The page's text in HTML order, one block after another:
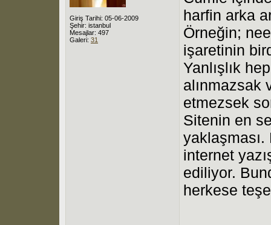
Giriş Tarihi: 05-06-2009
Şehir: istanbul
Mesajlar: 497
Galeri: 31
harfin arka
Örneğin;
işaretinin
Yanlışlık
alınmazsak
etmezsek
Sitenin en
yaklaşması.
internet
ediliyor.
herkese